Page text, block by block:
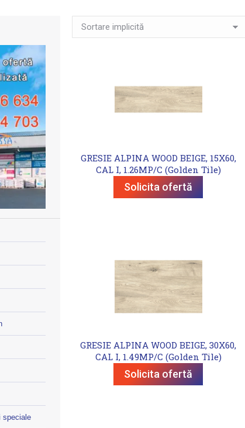
GRESIE ALPINA WOOD BEIGE, 15X60,
CAL I, 1.26MP/C (Golden Tile)
Solicita ofertă
GRESIE ALPINA WOOD BEIGE, 30X60,
CAL I, 1.49MP/C (Golden Tile)
Solicita ofertă
speciale